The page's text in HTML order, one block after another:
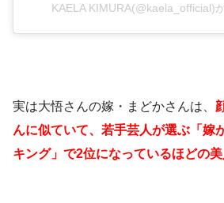
KAELA KIMURA(@kaela_official)
実は大悟さんの嫁・まどかさんは、
んに似ていて、若手芸人が選ぶ「嫁
キング」で2位になっているほどの美